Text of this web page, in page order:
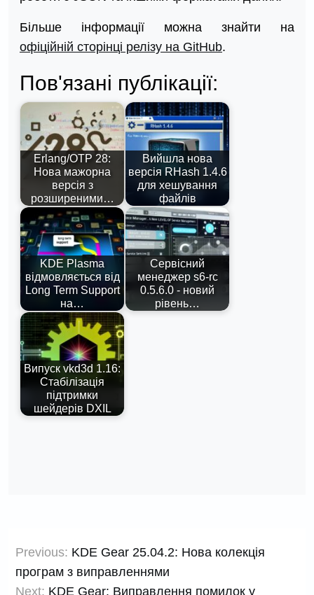
Більше інформації можна знайти на
офіційній сторінці релізу на GitHub.
Пов'язані публікації:
Erlang/OTP 28:
Нова мажорна
версія з
розширеними…
Вийшла нова
версія RHash 1.4.6
для хешування
файлів
KDE Plasma
відмовляється від
Long Term Support
на…
Сервісний
менеджер s6-rc
0.5.6.0 - новий
рівень…
Випуск vkd3d 1.16:
Стабілізація
підтримки
шейдерів DXIL
записів
Previous: KDE Gear 25.04.2: Нова колекція
програм з виправленнями
Next: KDE Gear: Виправлення помилок у